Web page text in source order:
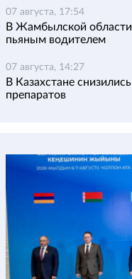
07 августа, 17:54
В Жамбылской
пьяным водителем
07 августа, 14:27
В Казахстане
препаратов